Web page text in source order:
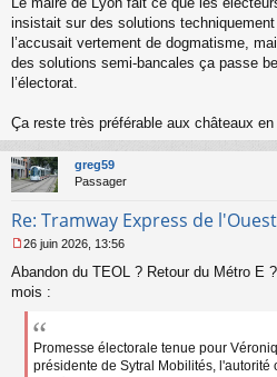
e
o
n
l
insistait sur des solutions
l’accusait vertement de dogmatisme,
des solutions semi-bancales ça passe
l’électorat.
Ça reste très préférable aux châteaux en
greg59
Passager
Re: Tramway Express de
e
s
26 juin 2026, 13:56
Abandon du TEOL ? Retour du Métro E
mois :
Promesse électorale tenue pour
présidente de Sytral Mobilités, l'autorité